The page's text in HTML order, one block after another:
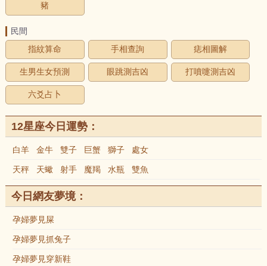
豬
民間
指紋算命
手相查詢 痣相圖解
生男生女預測 眼跳測吉凶 打噴嚏測吉凶
六爻占卜
12星座今日運勢：
白羊 金牛 雙子 巨蟹 獅子 處女
天秤 天蠍 射手 魔羯 水瓶 雙魚
今日網友夢境：
孕婦夢見屎
孕婦夢見抓兔子
孕婦夢見穿新鞋